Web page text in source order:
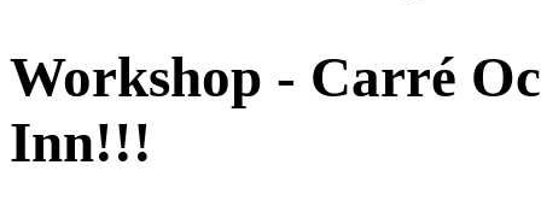
Workshop - Carré
Inn!!!